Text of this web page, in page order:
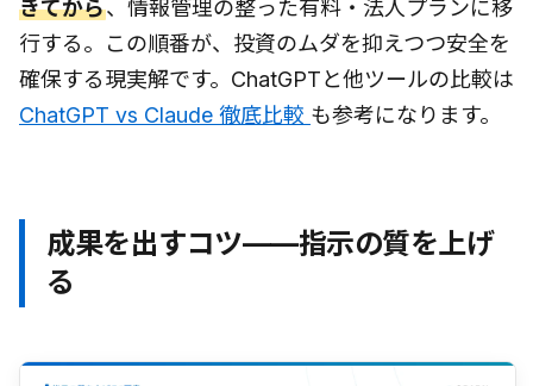
きてから、情報管理の整った有料・法人プランに移
行する。この順番が、投資のムダを抑えつつ安全を
確保する現実解です。ChatGPTと他ツールの比較は
ChatGPT vs Claude 徹底比較 も参考になります。
成果を出すコツ——指示の質を上げ
る